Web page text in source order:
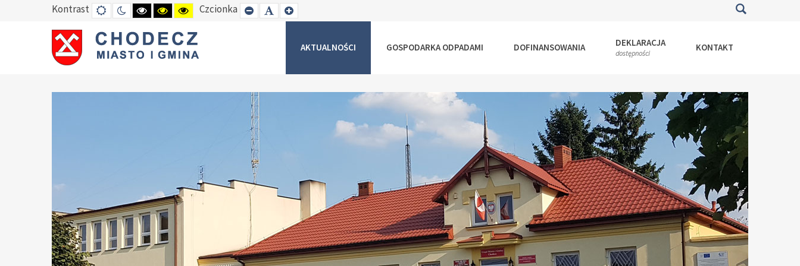
Kontrast DEFAULT
MODE
TRYB
NOCNY
HIGH
CONTRAST
BLACK
WHITE
MODE
HIGH
CONTRAST
BLACK
YELLOW
MODE
HIGH
CONTRAST
YELLOW
BLACK
MODE
Czcionka SET
SMALLER
SET
DEFAULT
SET
LARGER
AKTUALNOŚCI GOSPODARKA ODPADAMI DOFINANSOWANIA DEKLARACJA
dostępności KONTAKT